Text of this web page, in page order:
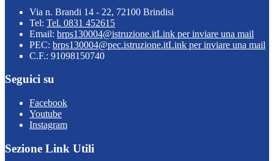
Via n. Brandi 14 - 22, 72100 Brindisi
Tel: Tel. 0831 452615
Email: brps130004@istruzione.itLink per inviare una mail
PEC: brps130004@pec.istruzione.itLink per inviare una mail
C.F.: 91098150740
Seguici su
Facebook
Youtube
Instagram
Sezione Link Utili